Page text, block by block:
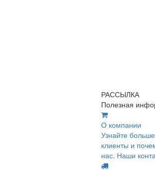
РАССЫЛКА
Полезная
О компании
Узнайте
клиенты и
нас. Наши